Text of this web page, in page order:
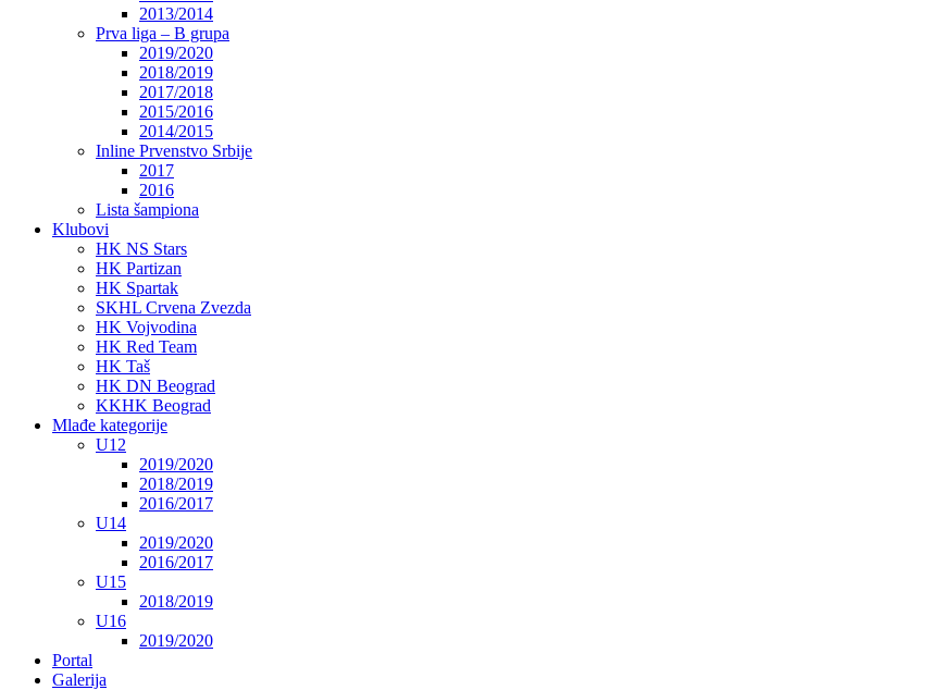
2013/2014
Prva liga – B grupa
2019/2020
2018/2019
2017/2018
2015/2016
2014/2015
Inline Prvenstvo Srbije
2017
2016
Lista šampiona
Klubovi
HK NS Stars
HK Partizan
HK Spartak
SKHL Crvena Zvezda
HK Vojvodina
HK Red Team
HK Taš
HK DN Beograd
KKHK Beograd
Mlađe kategorije
U12
2019/2020
2018/2019
2016/2017
U14
2019/2020
2016/2017
U15
2018/2019
U16
2019/2020
Portal
Galerija